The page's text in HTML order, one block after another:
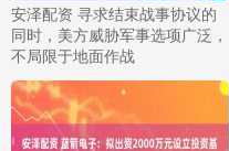
安泽配资 寻求结束战事协议的
同时，美方威胁军事选项广泛，
不局限于地面作战